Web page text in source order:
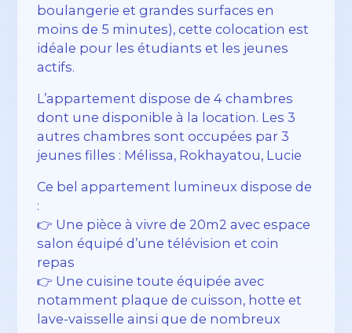
boulangerie et grandes surfaces en
moins de 5 minutes), cette colocation est
idéale pour les étudiants et les jeunes
actifs.
L’appartement dispose de 4 chambres
dont une disponible à la location. Les 3
autres chambres sont occupées par 3
jeunes filles : Mélissa, Rokhayatou, Lucie
Ce bel appartement lumineux dispose de
:
👉 Une pièce à vivre de 20m2 avec espace
salon équipé d’une télévision et coin
repas
👉 Une cuisine toute équipée avec
notamment plaque de cuisson, hotte et
lave-vaisselle ainsi que de nombreux